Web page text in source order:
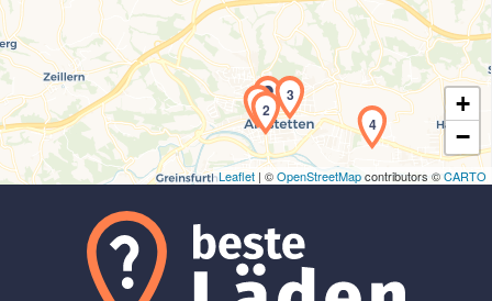
12
3
4
+
−
Leaflet | ©OpenStreetMapcontributors ©CARTO